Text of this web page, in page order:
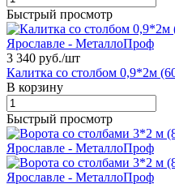
Быстрый просмотр
3 340 руб./шт
Калитка со столбом 0,9*2м
В корзину
Быстрый просмотр